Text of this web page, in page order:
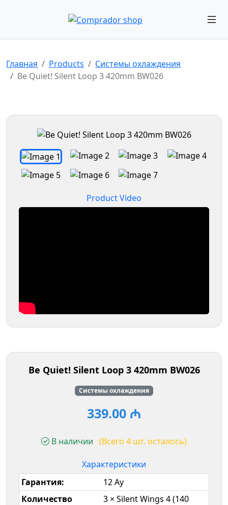
Главная Products
Системы охлаждения
Be Quiet! Silent Loop 3 420mm BW026
Product Video
Be Quiet! Silent Loop 3 420mm BW026
Системы охлаждения
339.00 ₼
В наличии (Всего 4 шт. осталось)
Характеристики
Гарантия:
12 Ay
Количество
3 × Silent Wings 4 (140